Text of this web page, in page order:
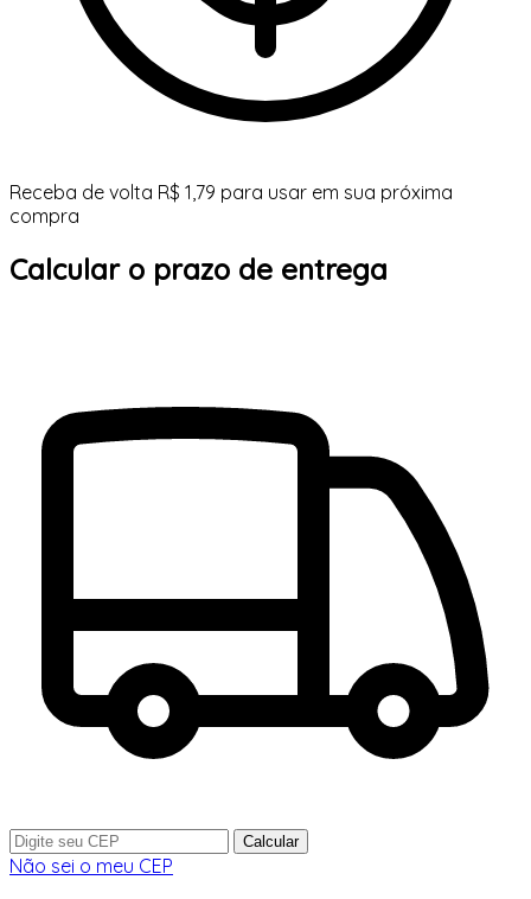
Receba de volta R$ 1,79 para usar em sua próxima
compra
Calcular o prazo de entrega
Calcular
Não sei o meu CEP